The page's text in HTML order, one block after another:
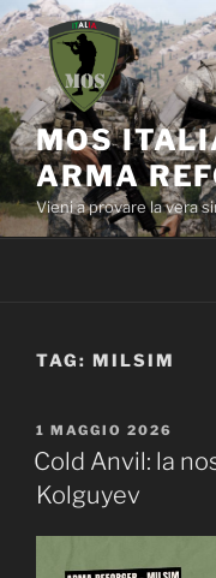
Salta
al
contenuto
MOS
ARMA
Vieni a provare la vera
TAG: MILSIM
PUBBLICATO
IL
1 MAGGIO 2026
Cold Anvil: la
Kolguyev